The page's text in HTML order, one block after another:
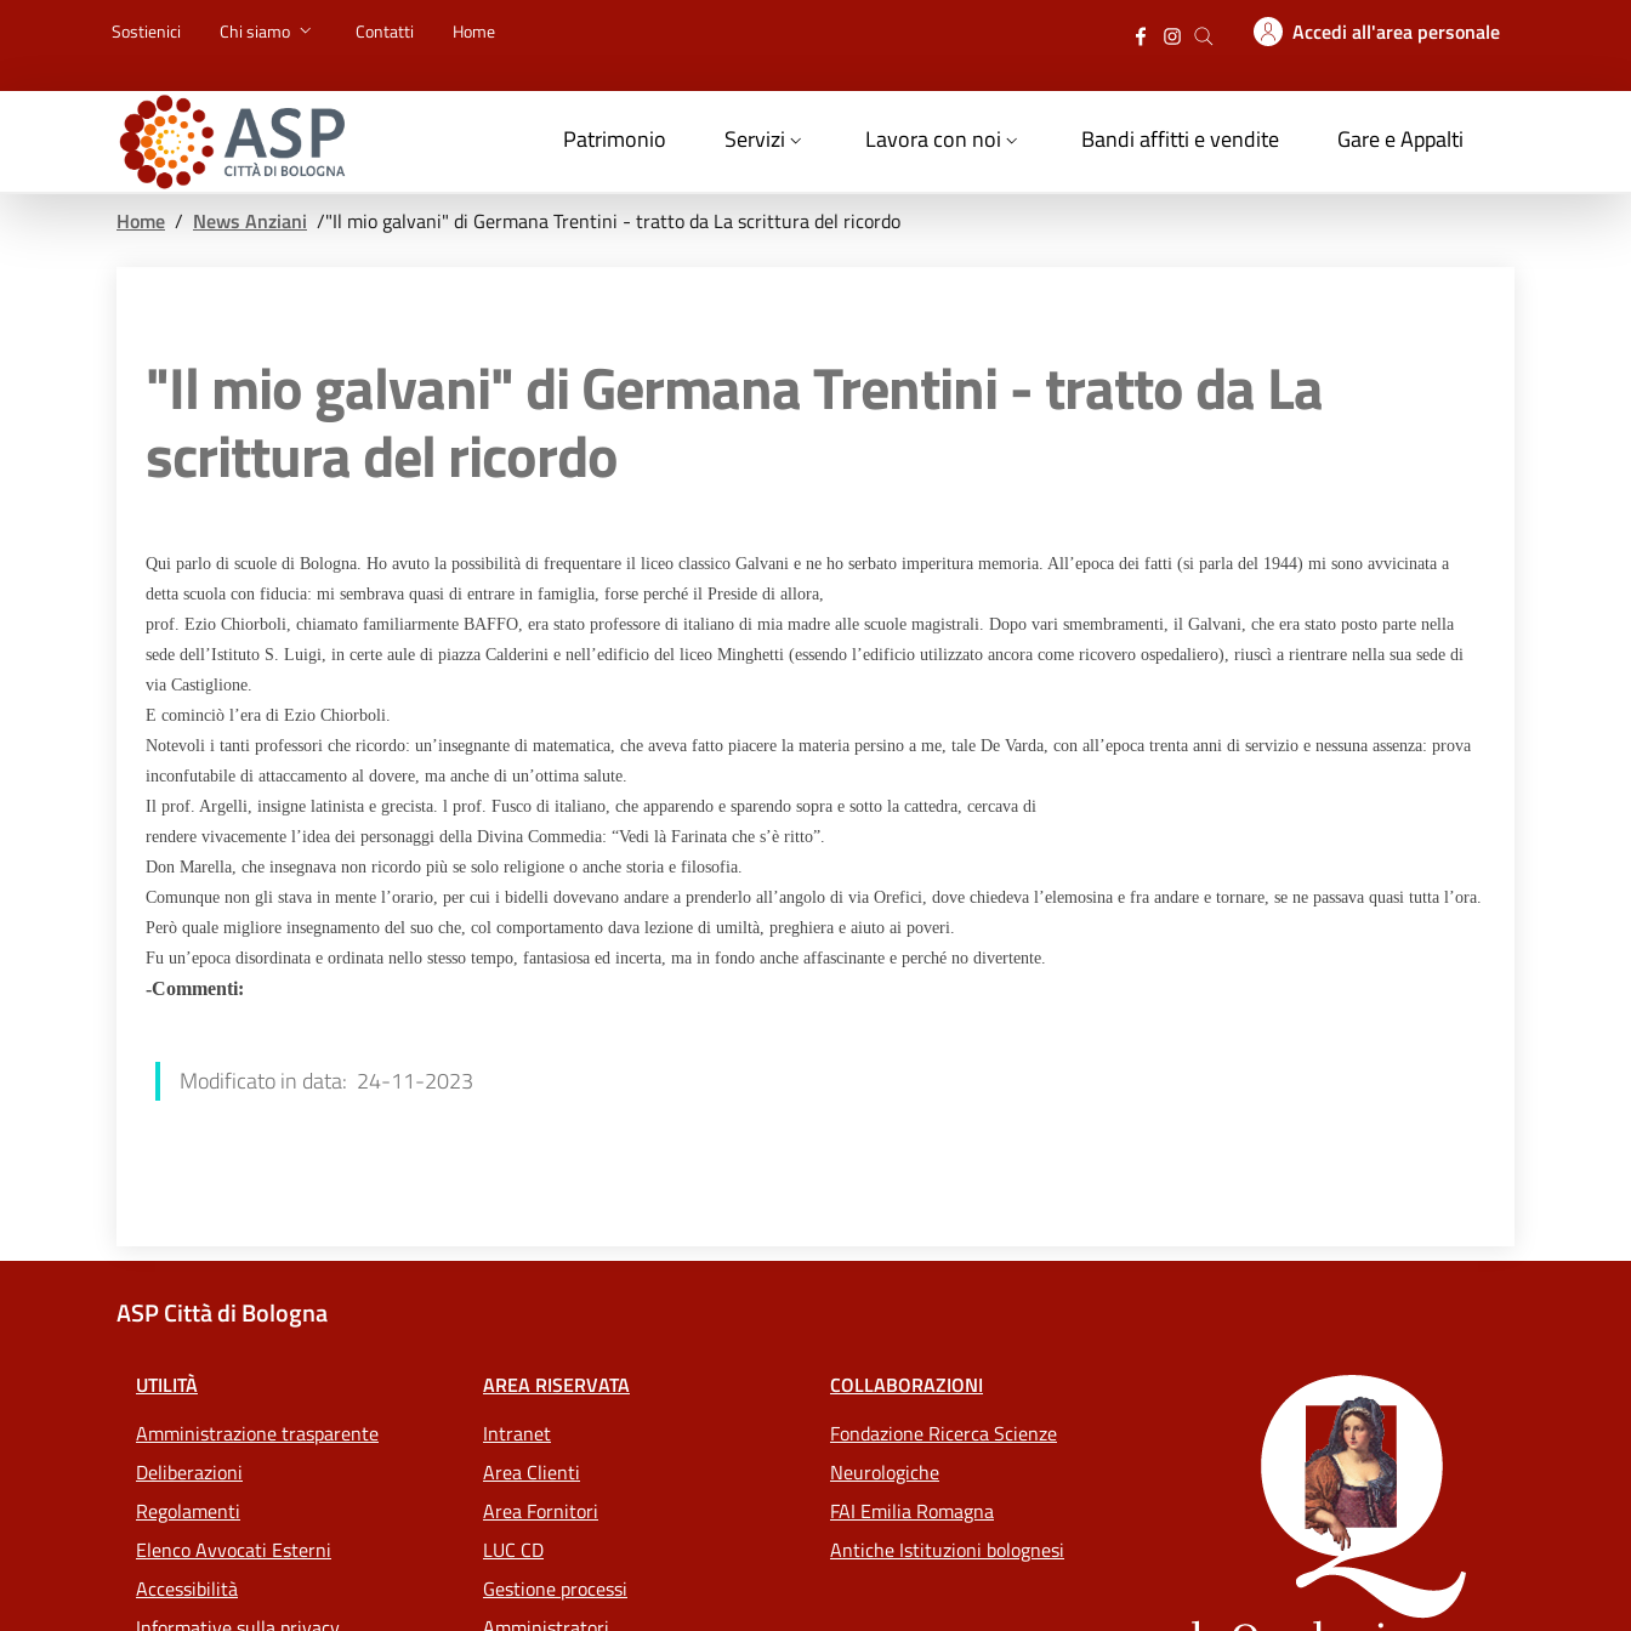
Sostienici Chi siamo Contatti Home Accedi all'area personale
Patrimonio Servizi Lavora con noi Bandi affitti e vendite Gare e Appalti
Home / News Anziani /"Il mio galvani" di Germana Trentini - tratto da La scrittura del ricordo
"Il mio galvani" di Germana Trentini - tratto da La
scrittura del ricordo
Qui parlo di scuole di Bologna. Ho avuto la possibilità di frequentare il liceo classico Galvani e ne ho serbato imperitura memoria. All’epoca dei fatti (si parla del 1944) mi sono avvicinata a
detta scuola con fiducia: mi sembrava quasi di entrare in famiglia, forse perché il Preside di allora,
prof. Ezio Chiorboli, chiamato familiarmente BAFFO, era stato professore di italiano di mia madre alle scuole magistrali. Dopo vari smembramenti, il Galvani, che era stato posto parte nella
sede dell’Istituto S. Luigi, in certe aule di piazza Calderini e nell’edificio del liceo Minghetti (essendo l’edificio utilizzato ancora come ricovero ospedaliero), riuscì a rientrare nella sua sede di
via Castiglione.
E cominciò l’era di Ezio Chiorboli.
Notevoli i tanti professori che ricordo: un’insegnante di matematica, che aveva fatto piacere la materia persino a me, tale De Varda, con all’epoca trenta anni di servizio e nessuna assenza: prova
inconfutabile di attaccamento al dovere, ma anche di un’ottima salute.
Il prof. Argelli, insigne latinista e grecista. l prof. Fusco di italiano, che apparendo e sparendo sopra e sotto la cattedra, cercava di
rendere vivacemente l’idea dei personaggi della Divina Commedia: “Vedi là Farinata che s’è ritto”.
Don Marella, che insegnava non ricordo più se solo religione o anche storia e filosofia.
Comunque non gli stava in mente l’orario, per cui i bidelli dovevano andare a prenderlo all’angolo di via Orefici, dove chiedeva l’elemosina e fra andare e tornare, se ne passava quasi tutta l’ora.
Però quale migliore insegnamento del suo che, col comportamento dava lezione di umiltà, preghiera e aiuto ai poveri.
Fu un’epoca disordinata e ordinata nello stesso tempo, fantasiosa ed incerta, ma in fondo anche affascinante e perché no divertente.
-Commenti:
Modificato in data: 24-11-2023
ASP Città di Bologna
UTILITÀ
Amministrazione trasparente
Deliberazioni
Regolamenti
Elenco Avvocati Esterni
Accessibilità
AREA RISERVATA
Intranet
Area Clienti
Area Fornitori
LUC CD
Gestione processi
COLLABORAZIONI
Fondazione Ricerca Scienze
Neurologiche
FAI Emilia Romagna
Antiche Istituzioni bolognesi